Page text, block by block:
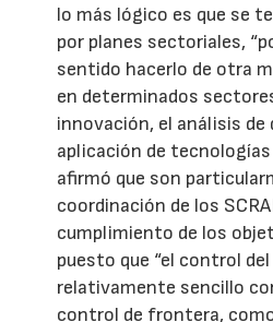
lo más lógico es que se
por planes sectoriales,
sentido hacerlo de otra
en determinados
innovación, el análisis de
aplicación de tecnologías
afirmó que son
coordinación de los
cumplimiento de los
puesto que “el control
relativamente sencillo
control de frontera,